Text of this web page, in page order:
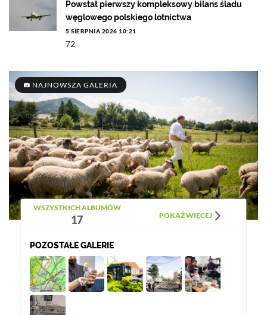
Powstał pierwszy kompleksowy bilans śladu
węglowego polskiego lotnictwa
5 SIERPNIA 2026 10:21
72
NAJNOWSZA GALERIA
WSZYSTKICH ALBUMÓW
17 POKAŻ WIĘCEJ
POZOSTAŁE GALERIE